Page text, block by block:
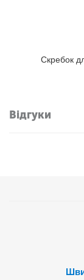
Скребок
Відгуки